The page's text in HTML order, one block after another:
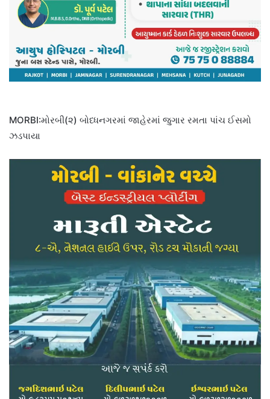
MORBI:મોરબી(૨) બોધ્ધનગરમાં જાહેરમાં જુગાર રમતા પાંચ ઈસમો
ઝડપાયા